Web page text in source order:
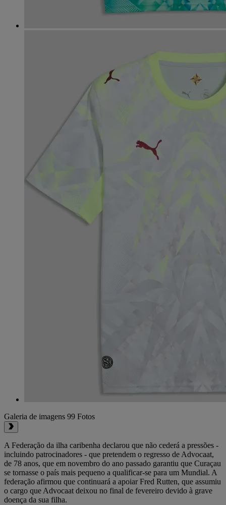
Galeria de imagens 99 Fotos
A Federação da ilha caribenha declarou que não cederá a pressões -
incluindo patrocinadores - que pretendem o regresso de Advocaat,
de 78 anos, que em novembro do ano passado garantiu que Curaçau
se tornasse o país mais pequeno a qualificar-se para um Mundial. A
federação afirmou que continuará a apoiar Fred Rutten, que assumiu
o cargo que Advocaat deixou no final de fevereiro devido à grave
doença da sua filha.